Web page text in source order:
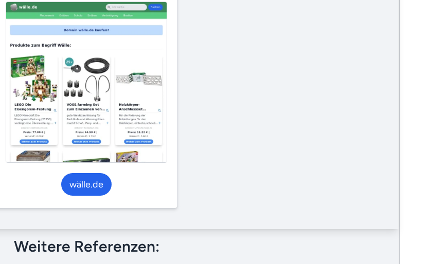
wälle.de
Weitere Referenzen: